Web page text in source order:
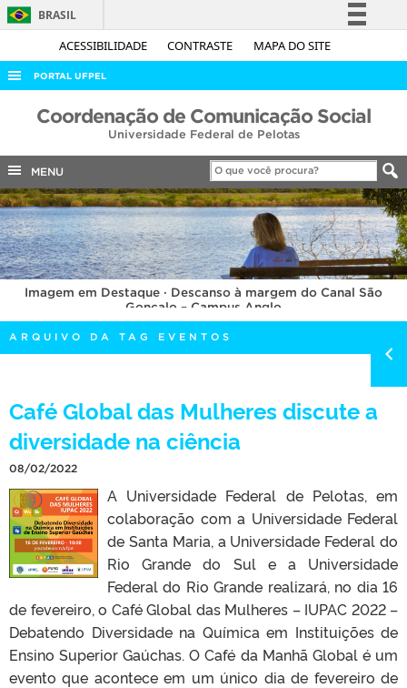
ACESSIBILIDADE CONTRASTE MAPA DO SITE
BRASIL
Simplifique!
Acesso à informação
Legislação
Canais
PORTAL UFPEL
ACESSO À INFORMAÇÃO
COBALTO
CONCURSOS
EDITAIS
INTERNACIONAL
OUVIDORIA
PORTARIAS
TELEFONES
Coordenação de Comunicação Social
Universidade Federal de Pelotas
MENU
Imagem em Destaque · Descanso à margem do Canal São
Gonçalo – Campus Anglo
ARQUIVO DA TAG EVENTOS
Café Global das Mulheres discute a
diversidade na ciência
08/02/2022
A Universidade Federal de Pelotas, em
colaboração com a Universidade Federal
de Santa Maria, a Universidade Federal do
Rio Grande do Sul e a Universidade
Federal do Rio Grande realizará, no dia 16
de fevereiro, o Café Global das Mulheres – IUPAC 2022 –
Debatendo Diversidade na Química em Instituições de
Ensino Superior Gaúchas. O Café da Manhã Global é um
evento que acontece em um único dia de fevereiro de